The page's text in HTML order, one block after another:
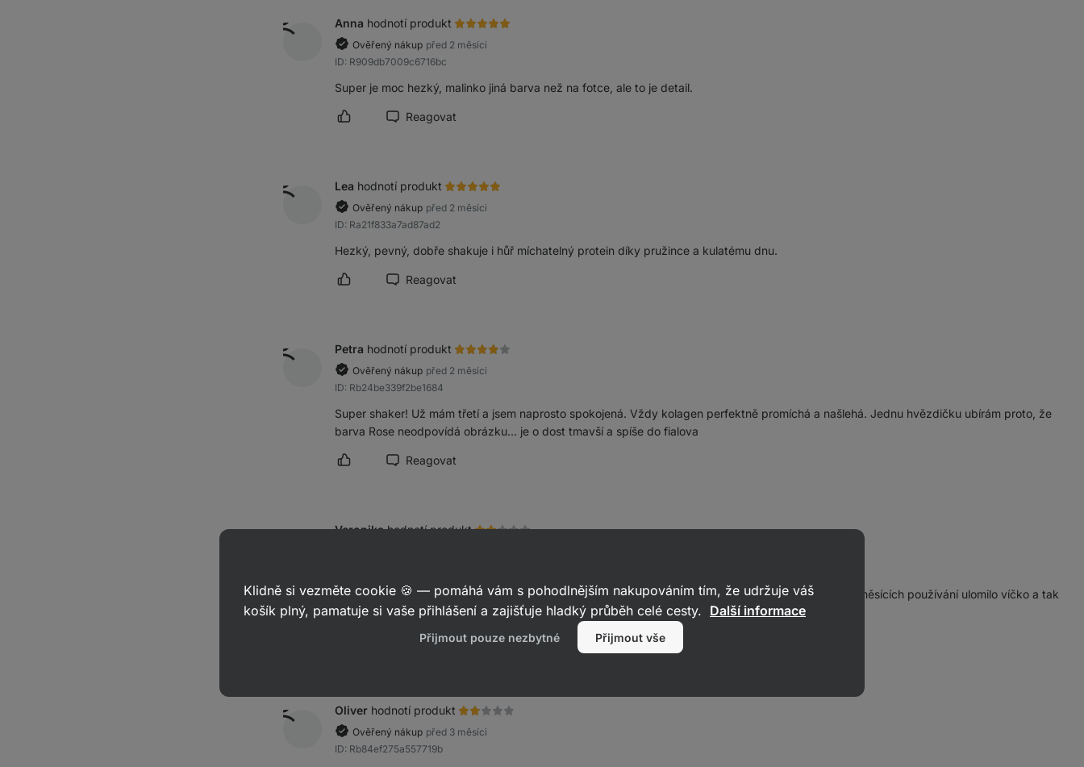
Anna hodnotí produkt
Ověřený nákup před 2 měsíci
ID: R909db7009c6716bc
Super je moc hezký, malinko jiná barva než na fotce, ale to je detail.
Označit recenzi jako přínosnou
Reagovat
Lea hodnotí produkt
Ověřený nákup před 2 měsíci
ID: Ra21f833a7ad87ad2
Hezký, pevný, dobře shakuje i hůř míchatelný protein díky pružince a kulatému dnu.
Označit recenzi jako přínosnou
Reagovat
Petra hodnotí produkt
Ověřený nákup před 2 měsíci
ID: Rb24be339f2be1684
Super shaker! Už mám třetí a jsem naprosto spokojená. Vždy kolagen perfektně promíchá a našlehá. Jednu hvězdičku ubírám proto, že
barva Rose neodpovídá obrázku... je o dost tmavší a spíše do fialova
Označit recenzi jako přínosnou
Reagovat
Veronika hodnotí produkt
Shaker jsem měla hodně ráda, skvěle se v něm rozmíchával protein. Bohužel se mi po pouhých 4.5 měsících používání ulomilo víčko a tak
už je shaker nepoužitelný.
Označit recenzi jako přínosnou
Reagovat
Oliver hodnotí produkt
Ověřený nákup před 3 měsíci
ID: Rb84ef275a557719b
Klidně si vezměte cookie 🍪 — pomáhá vám s pohodlnějším nakupováním tím, že udržuje váš
košík plný, pamatuje si vaše přihlášení a zajišťuje hladký průběh celé cesty. Další informace
Přijmout pouze nezbytné Přijmout vše